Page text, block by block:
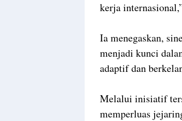
kerja
Ia menegaskan,
menjadi kunci
adaptif dan
Melalui inisiatif
memperluas